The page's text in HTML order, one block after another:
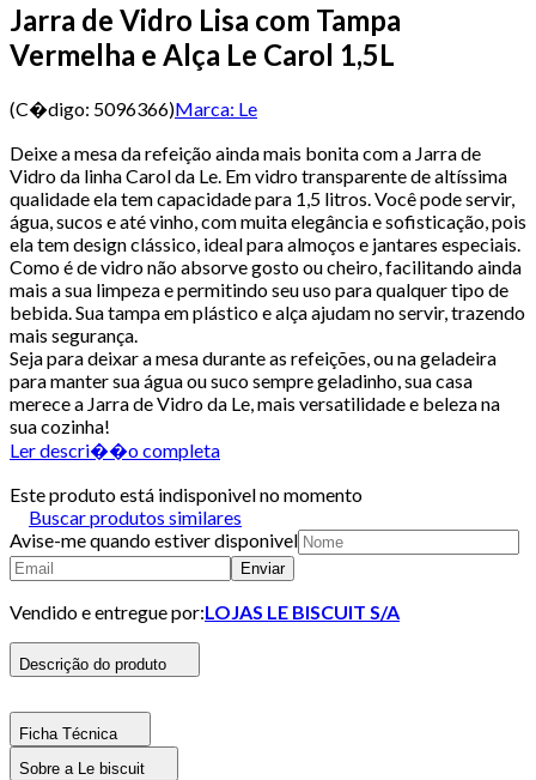
Jarra de Vidro Lisa com Tampa
Vermelha e Alça Le Carol 1,5L
(C�digo: 5096366)Marca: Le
Deixe a mesa da refeição ainda mais bonita com a Jarra de
Vidro da linha Carol da Le. Em vidro transparente de altíssima
qualidade ela tem capacidade para 1,5 litros. Você pode servir,
água, sucos e até vinho, com muita elegância e sofisticação, pois
ela tem design clássico, ideal para almoços e jantares especiais.
Como é de vidro não absorve gosto ou cheiro, facilitando ainda
mais a sua limpeza e permitindo seu uso para qualquer tipo de
bebida. Sua tampa em plástico e alça ajudam no servir, trazendo
mais segurança.
Seja para deixar a mesa durante as refeições, ou na geladeira
para manter sua água ou suco sempre geladinho, sua casa
merece a Jarra de Vidro da Le, mais versatilidade e beleza na
sua cozinha!
Ler descri��o completa
Este produto está indisponivel no momento
Buscar produtos similares
Avise-me quando estiver disponivel
Enviar
Vendido e entregue por:LOJAS LE BISCUIT S/A
Descrição do produto
Ficha Técnica
Sobre a Le biscuit